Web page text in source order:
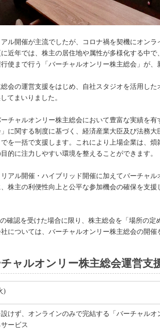
ル開催が主流でしたが、コロナ禍を契機にオン
近年では、株主の居住地や属性が多様化する中
使まで行う「バーチャルオンリー株主総会」が、
会の運営支援をはじめ、自社スタジオを活用し
てまいりました。
チャルオンリー株主総会において豊富な実績を
に関する制度に基づく、経済産業大臣及び法務
を一括で支援します。これにより上場企業は、
的に注力しやすい環境を整えることができます。
アル開催・ハイブリッド開催に加えてバーチャ
株主の利便性向上と公平な参加機会の確保を支
確認を受けた場合に限り、株主総会を「場所の
については、バーチャルオンリー株主総会の開催
ャルオンリー株主総会運営支
)
けず、オンラインのみで完結する「バーチャル
ービス